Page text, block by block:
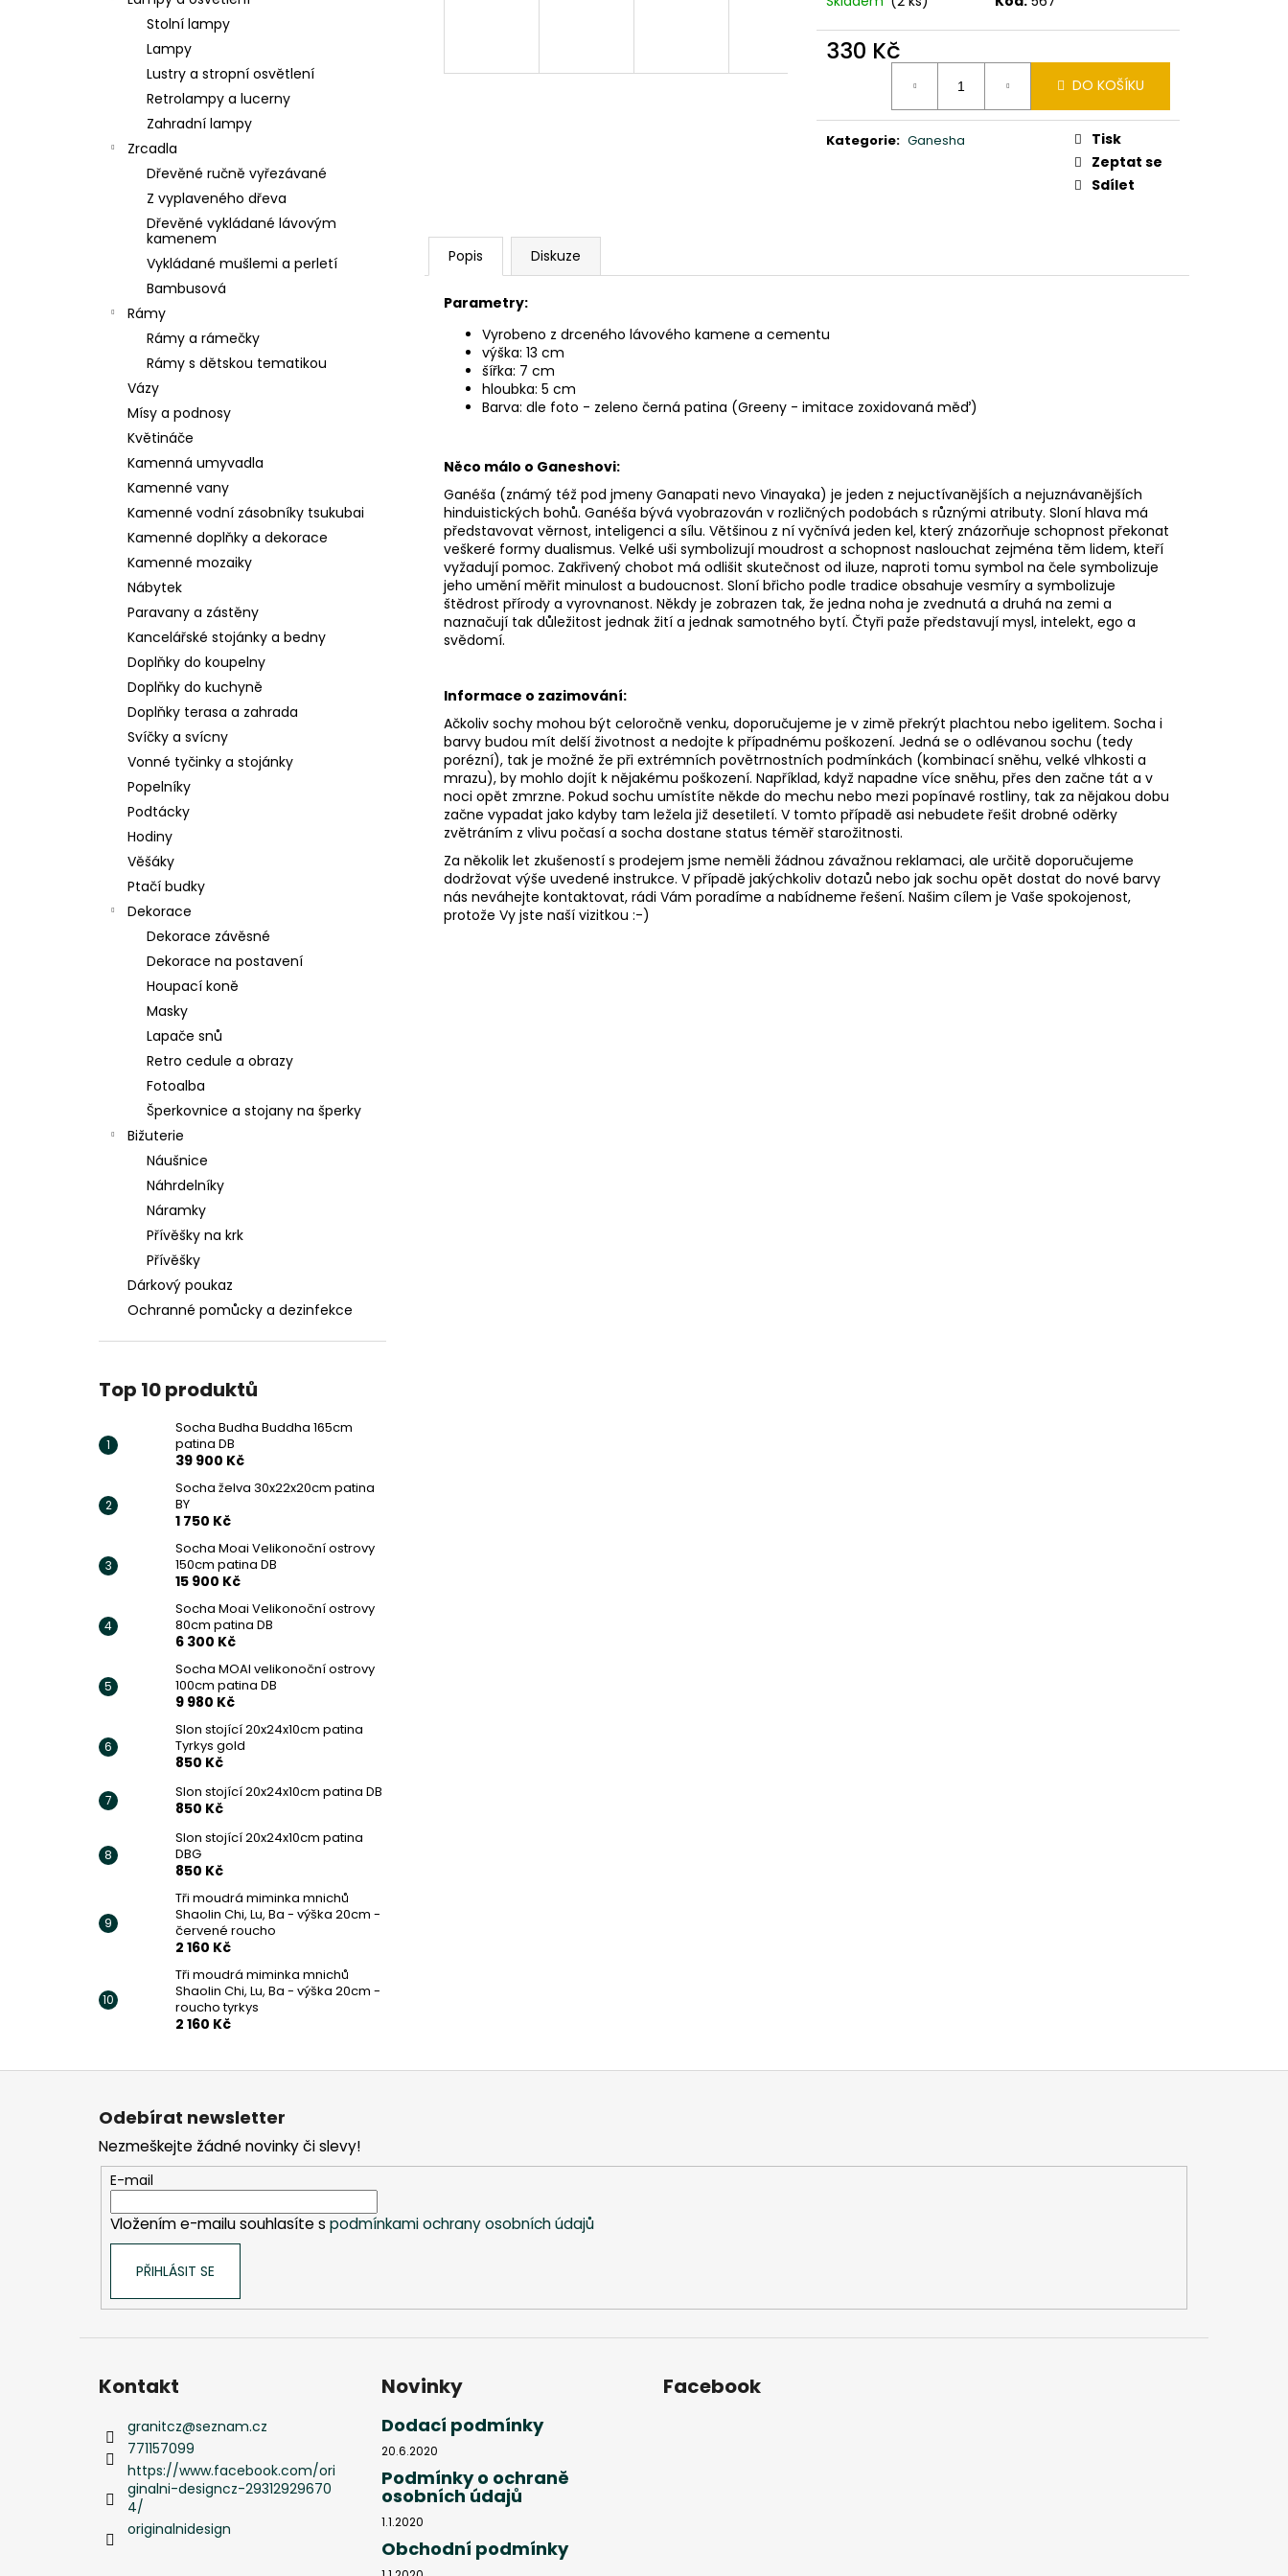
Stolní lampy
Lampy
Lustry a stropní osvětlení
Retrolampy a lucerny
Zahradní lampy
Zrcadla
Dřevěné ručně vyřezávané
Z vyplaveného dřeva
Dřevěné vykládané lávovým
kamenem
Vykládané mušlemi a perletí
Bambusová
Rámy
Rámy a rámečky
Rámy s dětskou tematikou
Vázy
Mísy a podnosy
Květináče
Kamenná umyvadla
Kamenné vany
Kamenné vodní zásobníky tsukubai
Kamenné doplňky a dekorace
Kamenné mozaiky
Nábytek
Paravany a zástěny
Kancelářské stojánky a bedny
Doplňky do koupelny
Doplňky do kuchyně
Doplňky terasa a zahrada
Svíčky a svícny
Vonné tyčinky a stojánky
Popelníky
Podtácky
Hodiny
Věšáky
Ptačí budky
Dekorace
Dekorace závěsné
Dekorace na postavení
Houpací koně
Masky
Lapače snů
Retro cedule a obrazy
Fotoalba
Šperkovnice a stojany na šperky
Bižuterie
Náušnice
Náhrdelníky
Náramky
Přívěšky na krk
Přívěšky
Dárkový poukaz
Ochranné pomůcky a dezinfekce
Top 10 produktů
Socha Budha Buddha 165cm
patina DB
39 900 Kč
Socha želva 30x22x20cm patina
BY
1 750 Kč
Socha Moai Velikonoční ostrovy
150cm patina DB
15 900 Kč
Socha Moai Velikonoční ostrovy
80cm patina DB
6 300 Kč
Socha MOAI velikonoční ostrovy
100cm patina DB
9 980 Kč
Slon stojící 20x24x10cm patina
Tyrkys gold
850 Kč
Slon stojící 20x24x10cm patina DB
850 Kč
Slon stojící 20x24x10cm patina
DBG
850 Kč
Tři moudrá miminka mnichů
Shaolin Chi, Lu, Ba - výška 20cm -
červené roucho
2 160 Kč
Tři moudrá miminka mnichů
Shaolin Chi, Lu, Ba - výška 20cm -
roucho tyrkys
2 160 Kč
330 Kč
DO KOŠÍKU
Kategorie: Ganesha
Tisk
Zeptat se
Sdílet
Popis Diskuze
Parametry:
Vyrobeno z drceného lávového kamene a cementu
výška: 13 cm
šířka: 7 cm
hloubka: 5 cm
Barva: dle foto - zeleno černá patina (Greeny - imitace zoxidovaná měď)
Něco málo o Ganeshovi:
Ganéša (známý též pod jmeny Ganapati nevo Vinayaka) je jeden z nejuctívanějších a nejuznávanějších
hinduistických bohů. Ganéša bývá vyobrazován v rozličných podobách s různými atributy. Sloní hlava má
představovat věrnost, inteligenci a sílu. Většinou z ní vyčnívá jeden kel, který znázorňuje schopnost překonat
veškeré formy dualismus. Velké uši symbolizují moudrost a schopnost naslouchat zejména těm lidem, kteří
vyžadují pomoc. Zakřivený chobot má odlišit skutečnost od iluze, naproti tomu symbol na čele symbolizuje
jeho umění měřit minulost a budoucnost. Sloní břicho podle tradice obsahuje vesmíry a symbolizuje
štědrost přírody a vyrovnanost. Někdy je zobrazen tak, že jedna noha je zvednutá a druhá na zemi a
naznačují tak důležitost jednak žití a jednak samotného bytí. Čtyři paže představují mysl, intelekt, ego a
svědomí.
Informace o zazimování:
Ačkoliv sochy mohou být celoročně venku, doporučujeme je v zimě překrýt plachtou nebo igelitem. Socha i
barvy budou mít delší životnost a nedojte k případnému poškození. Jedná se o odlévanou sochu (tedy
porézní), tak je možné že při extrémních povětrnostních podmínkách (kombinací sněhu, velké vlhkosti a
mrazu), by mohlo dojít k nějakému poškození. Například, když napadne více sněhu, přes den začne tát a v
noci opět zmrzne. Pokud sochu umístíte někde do mechu nebo mezi popínavé rostliny, tak za nějakou dobu
začne vypadat jako kdyby tam ležela již desetiletí. V tomto případě asi nebudete řešit drobné oděrky
zvětráním z vlivu počasí a socha dostane status téměř starožitnosti.
Za několik let zkušeností s prodejem jsme neměli žádnou závažnou reklamaci, ale určitě doporučujeme
dodržovat výše uvedené instrukce. V případě jakýchkoliv dotazů nebo jak sochu opět dostat do nové barvy
nás neváhejte kontaktovat, rádi Vám poradíme a nabídneme řešení. Našim cílem je Vaše spokojenost,
protože Vy jste naší vizitkou :-)
SOCHA BUDHA BUDDHA 165CM PATINA
39 900 Kč
SOCHA MOAI VELIKONOČNÍ OSTROVY
Z
Odebírat newsletter
Nezmeškejte žádné novinky či slevy!
E-mail
Vložením e-mailu souhlasíte s podmínkami ochrany osobních údajů
PŘIHLÁSIT SE
Kontakt
granitcz@seznam.cz
771157099
https://www.facebook.com/ori
ginalni-designcz-29312929670
4/
originalnidesign
Novinky
Dodací podmínky
20.6.2020
Podmínky o ochraně
osobních údajů
1.1.2020
Obchodní podmínky
Facebook